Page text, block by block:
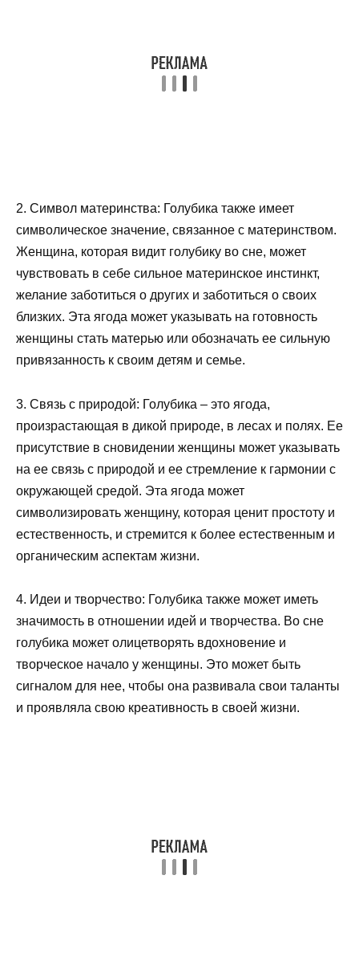
2. Символ материнства: Голубика также имеет
символическое значение, связанное с материнством.
Женщина, которая видит голубику во сне, может
чувствовать в себе сильное материнское инстинкт,
желание заботиться о других и заботиться о своих
близких. Эта ягода может указывать на готовность
женщины стать матерью или обозначать ее сильную
привязанность к своим детям и семье.
3. Связь с природой: Голубика – это ягода,
произрастающая в дикой природе, в лесах и полях. Ее
присутствие в сновидении женщины может указывать
на ее связь с природой и ее стремление к гармонии с
окружающей средой. Эта ягода может
символизировать женщину, которая ценит простоту и
естественность, и стремится к более естественным и
органическим аспектам жизни.
4. Идеи и творчество: Голубика также может иметь
значимость в отношении идей и творчества. Во сне
голубика может олицетворять вдохновение и
творческое начало у женщины. Это может быть
сигналом для нее, чтобы она развивала свои таланты
и проявляла свою креативность в своей жизни.